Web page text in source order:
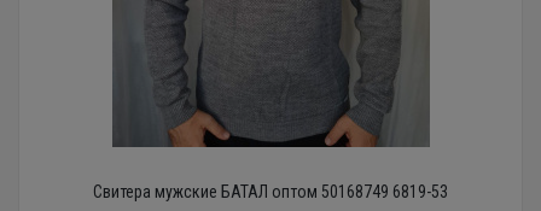
Свитера мужские БАТАЛ оптом 50168749 6819-53